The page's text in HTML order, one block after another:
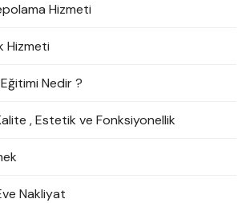
Hizmeti
Hizmeti
Nedir ?
, Estetik ve Fonksiyonellik
Nakliyat